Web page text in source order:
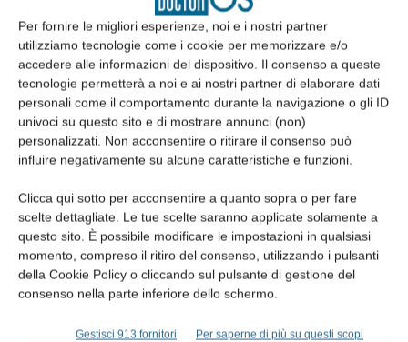
Per fornire le migliori esperienze, noi e i nostri partner
utilizziamo tecnologie come i cookie per memorizzare e/o
accedere alle informazioni del dispositivo. Il consenso a queste
tecnologie permetterà a noi e ai nostri partner di elaborare dati
personali come il comportamento durante la navigazione o gli ID
univoci su questo sito e di mostrare annunci (non)
personalizzati. Non acconsentire o ritirare il consenso può
influire negativamente su alcune caratteristiche e funzioni.
Clicca qui sotto per acconsentire a quanto sopra o per fare
scelte dettagliate. Le tue scelte saranno applicate solamente a
questo sito. È possibile modificare le impostazioni in qualsiasi
momento, compreso il ritiro del consenso, utilizzando i pulsanti
della Cookie Policy o cliccando sul pulsante di gestione del
consenso nella parte inferiore dello schermo.
Gestisci 913 fornitori Per saperne di più su questi scopi
se l’evento si è verificato per colpa (anche “lieve”) da
imperizia: i) nell’ipotesi di errore rimproverabile
nell’esecuzione dell’atto medico quando il caso concreto
non è regolato dalle raccomandazioni delle linee-guida o,
in mancanza, dalle buone pratiche clinico-assistenziali; ii)
nell’ipotesi di errore rimproverabile nella individuazione e
nella scelta di linee-guida o di buone pratiche che non
restando l’obbligo del medico di disapplicarle quando la
specificità del caso renda necessario lo scostamento da
esse;
se l’evento si è verificato per colpa (soltanto “grave”) da
imperizia nell’ipotesi di errore rimproverabile
nell’esecuzione, quando il medico, in detta fase, abbia